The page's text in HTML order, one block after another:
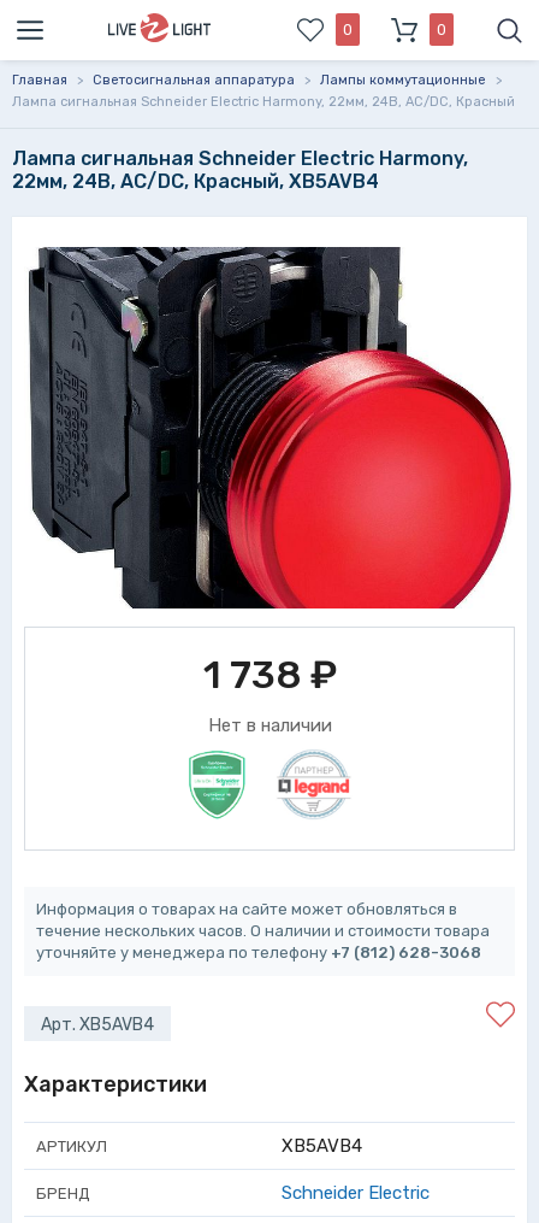
0 0
Главная > Светосигнальная аппаратура > Лампы коммутационные
>
Лампа сигнальная Schneider Electric Harmony, 22мм, 24В, AC/DC, Красный
Лампа сигнальная Schneider Electric Harmony,
22мм, 24В, AC/DC, Красный, XB5AVB4
1 738 ₽
Нет в наличии
Информация о товарах на сайте может обновляться в
течение нескольких часов. О наличии и стоимости товара
уточняйте у менеджера по телефону +7 (812) 628-3068
Арт. XB5AVB4
Характеристики
АРТИКУЛ XB5AVB4
БРЕНД Schneider Electric